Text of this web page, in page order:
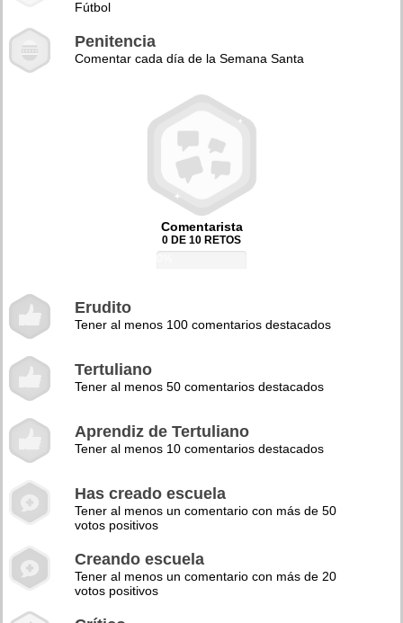
Fútbol
Penitencia
Comentar cada día de la Semana Santa
Comentarista
0 DE 10 RETOS
Erudito
Tener al menos 100 comentarios destacados
Tertuliano
Tener al menos 50 comentarios destacados
Aprendiz de Tertuliano
Tener al menos 10 comentarios destacados
Has creado escuela
Tener al menos un comentario con más de 50
votos positivos
Creando escuela
Tener al menos un comentario con más de 20
votos positivos